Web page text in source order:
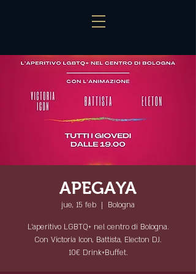
APEGAYA
jue, 15 feb
  |
Bologna
L'aperitivo LGBTQ+ nel centro di Bologna.
Con Victoria Icon, Battista, Electon DJ.
10€ Drink+Buffet.